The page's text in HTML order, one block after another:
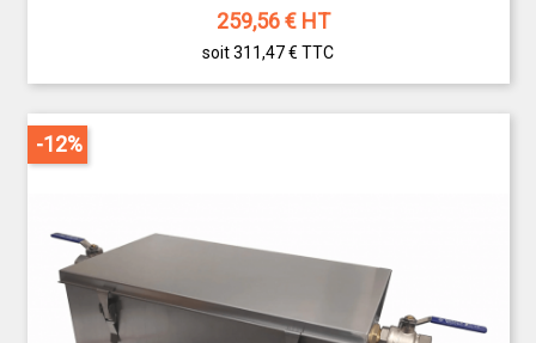
259,56€ HT
soit 311,47 € TTC
-12%